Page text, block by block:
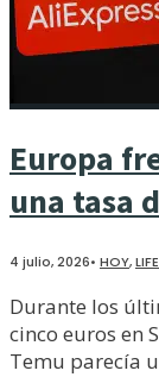
Europa
una tasa
4 julio, 2026• HOY,
Durante los
cinco euros en
Temu parecía